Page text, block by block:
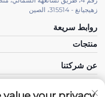
زهيجيانغ - 315514، الصين
روابط سريعة
منتجات
عن شركتنا